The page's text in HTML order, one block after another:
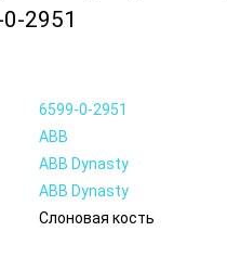
2951
6599-0-2951
ABB
ABB Dynasty
ABB Dynasty
Слоновая кость